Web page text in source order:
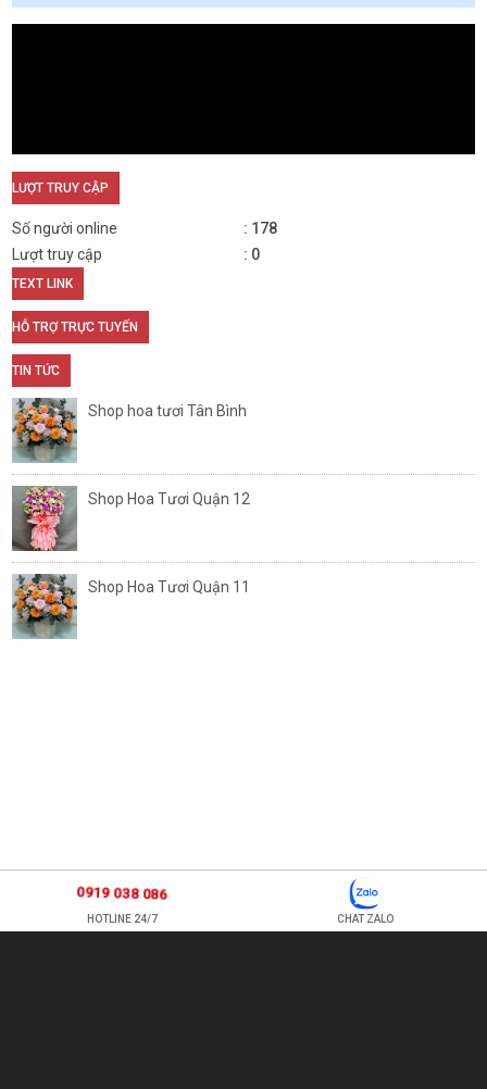
LƯỢT TRUY CẬP
Số người online
178
Lượt truy cập
0
TEXT LINK
HỖ TRỢ TRỰC TUYẾN
TIN TỨC
Shop hoa tươi Tân Bình
Shop Hoa Tươi Quận 12
Shop Hoa Tươi Quận 11
0919 038 086
HOTLINE 24/7 CHAT ZALO